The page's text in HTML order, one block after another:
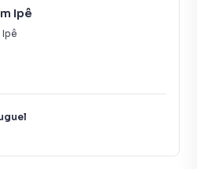
Ipê
Ipê